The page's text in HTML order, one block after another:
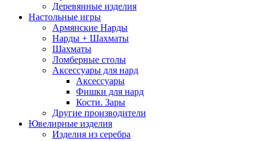
Деревянные изделия
Настольные игры
Армянские Нарды
Нарды + Шахматы
Шахматы
Ломберные столы
Аксессуары для нард
Аксессуары
Фишки для нард
Кости. Зары
Другие производители
Ювелирные изделия
Изделия из серебра